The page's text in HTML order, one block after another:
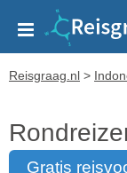
Reisgraag.nl >
gratis